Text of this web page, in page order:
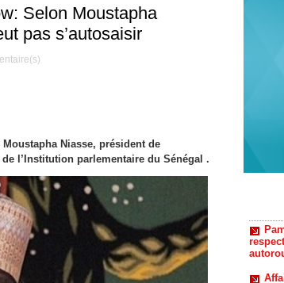
Selon Moustapha
pas s’autosaisir
Niasse, président de
l’Institution parlementaire du Sénégal .
liberté